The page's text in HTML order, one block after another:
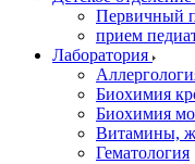
Первичный
прием
Лаборатория
Биохимия
Биохимия
Витамины,
Гематология